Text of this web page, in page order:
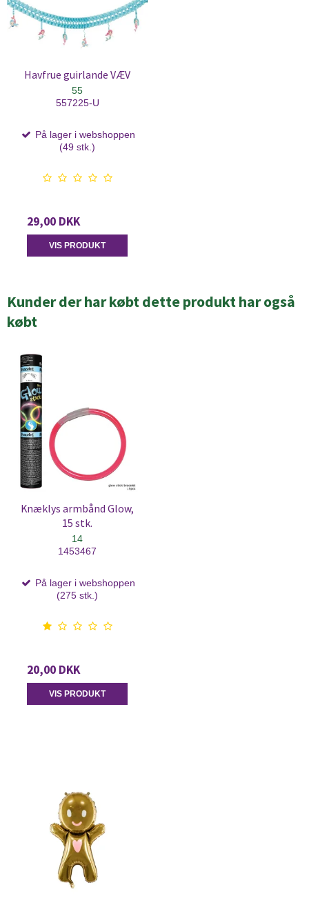
Havfrue guirlande VÆV
55
557225-U
På lager i webshoppen
(49 stk.)
29,00 DKK
VIS PRODUKT
Kunder der har købt dette produkt har også
købt
Knæklys armbånd Glow,
15 stk.
14
1453467
På lager i webshoppen
(275 stk.)
20,00 DKK
VIS PRODUKT